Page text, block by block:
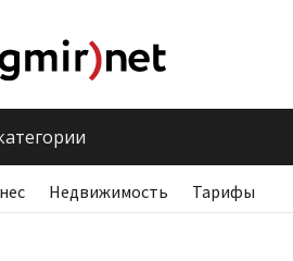
Недвижимость Тарифы